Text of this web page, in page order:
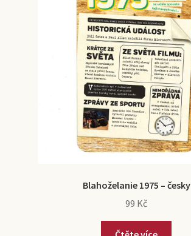
Blahoželanie 1975 – česky
99 Kč